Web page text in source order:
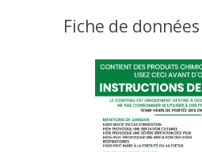
Fiche de